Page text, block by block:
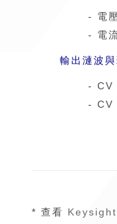
- 電
- 電
輸出漣波
- CV
- CV
* 查看